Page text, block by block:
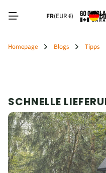
FR(EUR €)
Homepage Blogs Tipps
SCHNELLE